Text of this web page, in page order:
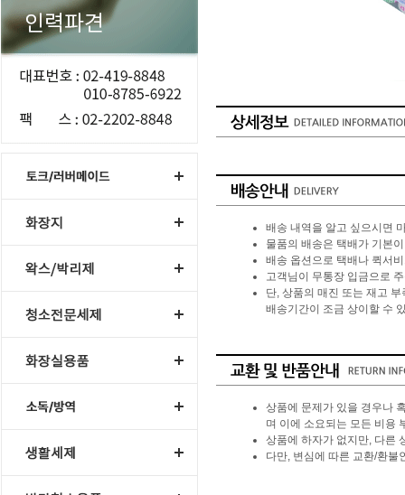
배송 내역을 알고 싶으시면
물품의 배송은 택배가 기본
배송 옵션으로 택배나 퀵서
고객님이 무통장 입금으로
단, 상품의 매진 또는 재고
배송기간이 조금 상이할 수
상품에 문제가 있을 경우나
며 이에 소요되는 모든 비용
상품에 하자가 없지만, 다른
다만, 변심에 따른 교환/환불